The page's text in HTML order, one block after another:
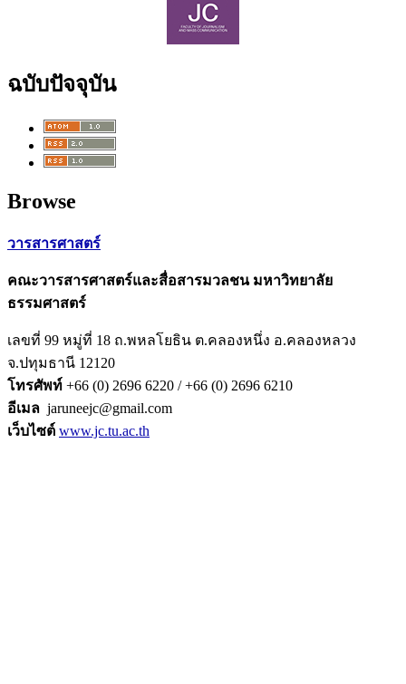
ฉบับปัจจุบัน
Browse
วารสารศาสตร์
คณะวารสารศาสตร์และสื่อสารมวลชน มหาวิทยาลัย
ธรรมศาสตร์
เลขที่ 99 หมู่ที่ 18 ถ.พหลโยธิน ต.คลองหนึ่ง อ.คลองหลวง
จ.ปทุมธานี 12120
โทรศัพท์ +66 (0) 2696 6220 / +66 (0) 2696 6210
อีเมล jaruneejc@gmail.com
เว็บไซต์ www.jc.tu.ac.th